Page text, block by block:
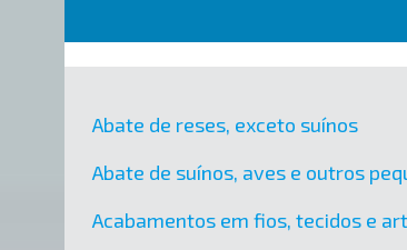
Abate de reses, exceto suínos
Abate de suínos, aves e outros
Acabamentos em fios, tecidos e